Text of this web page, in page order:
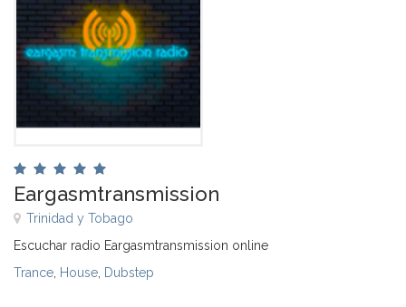
Eargasmtransmission
Trinidad y Tobago
Escuchar radio Eargasmtransmission online
Trance House Dubstep